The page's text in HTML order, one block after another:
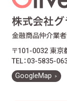
お客
ある
お客
お客
お客
義務
金融商品仲介業者
〒101-0032 東京
TEL：03-5835-
GoogleMap